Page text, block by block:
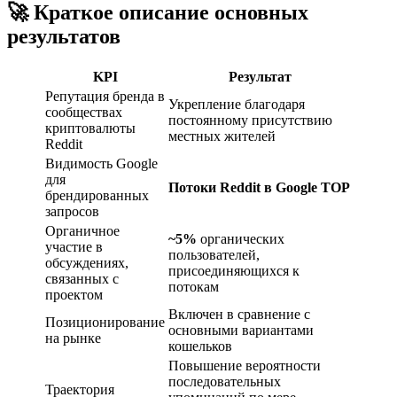
🚀 Краткое описание основных
результатов
KPI
Результат
Репутация бренда в
сообществах
криптовалюты
Reddit
Укрепление благодаря
постоянному присутствию
местных жителей
Видимость Google
для
брендированных
запросов
Потоки Reddit в Google TOP
Органичное
участие в
обсуждениях,
связанных с
проектом
~5% органических
пользователей,
присоединяющихся к
потокам
Позиционирование
на рынке
Включен в сравнение с
основными вариантами
кошельков
Траектория
Повышение вероятности
последовательных